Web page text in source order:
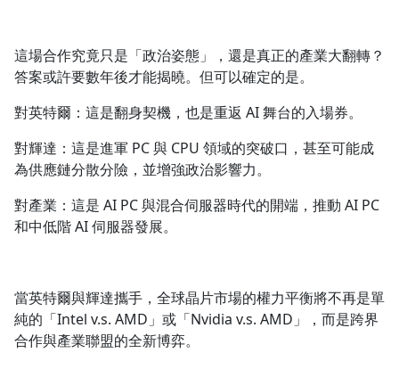
這場合作究竟只是「政治姿態」，還是真正的產業大翻轉？
答案或許要數年後才能揭曉。但可以確定的是。
對英特爾：這是翻身契機，也是重返 AI 舞台的入場券。
對輝達：這是進軍 PC 與 CPU 領域的突破口，甚至可能成
為供應鏈分散分險，並增強政治影響力。
對產業：這是 AI PC 與混合伺服器時代的開端，推動 AI PC
和中低階 AI 伺服器發展。
當英特爾與輝達攜手，全球晶片市場的權力平衡將不再是單
純的「Intel v.s. AMD」或「Nvidia v.s. AMD」，而是跨界
合作與產業聯盟的全新博弈。